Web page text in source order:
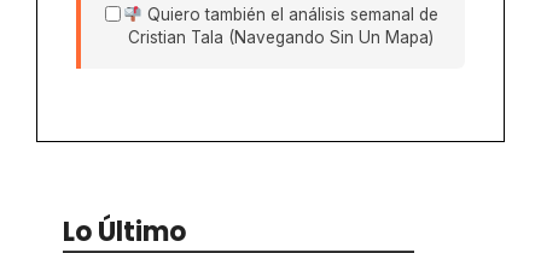
Quiero también el análisis semanal de
Cristian Tala (Navegando Sin Un Mapa)
Lo Último